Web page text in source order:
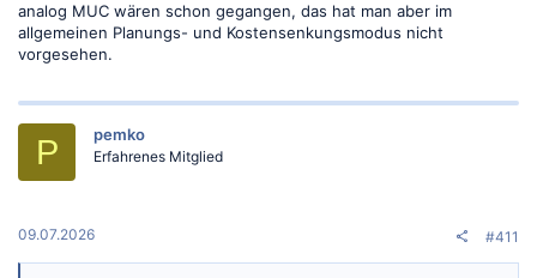
analog MUC wären schon gegangen, das hat man aber im
allgemeinen Planungs- und Kostensenkungsmodus nicht
vorgesehen.
P pemko
Erfahrenes Mitglied
09.07.2026 #411